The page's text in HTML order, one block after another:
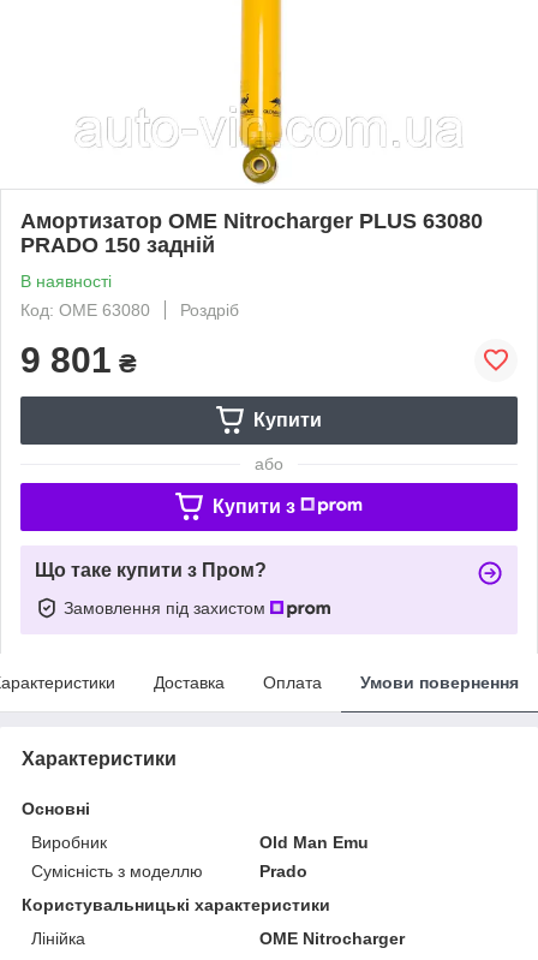
Амортизатор OME Nitrocharger PLUS 63080
PRADO 150 задній
В наявності
Код: OME 63080
Роздріб
9 801 ₴
Купити
або
Купити з
Що таке купити з Пром?
Замовлення під захистом
Доставка Оплата Умови повернення
Характеристики
Основні
Виробник
Old Man Emu
Сумісність з моделлю
Prado
Користувальницькі характеристики
Лінійка
OME Nitrocharger